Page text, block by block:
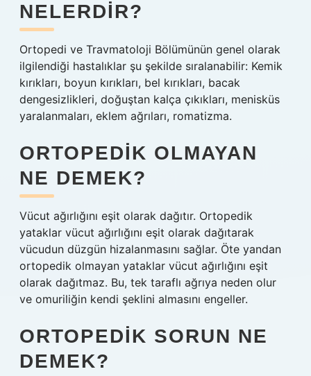
NELERDIR?
Ortopedi ve Travmatoloji Bölümünün genel olarak
ilgilendiği hastalıklar şu şekilde sıralanabilir: Kemik
kırıkları, boyun kırıkları, bel kırıkları, bacak
dengesizlikleri, doğuştan kalça çıkıkları, menisküs
yaralanmaları, eklem ağrıları, romatizma.
ORTOPEDIK OLMAYAN
NE DEMEK?
Vücut ağırlığını eşit olarak dağıtır. Ortopedik
yataklar vücut ağırlığını eşit olarak dağıtarak
vücudun düzgün hizalanmasını sağlar. Öte yandan
ortopedik olmayan yataklar vücut ağırlığını eşit
olarak dağıtmaz. Bu, tek taraflı ağrıya neden olur
ve omuriliğin kendi şeklini almasını engeller.
ORTOPEDIK SORUN NE
DEMEK?